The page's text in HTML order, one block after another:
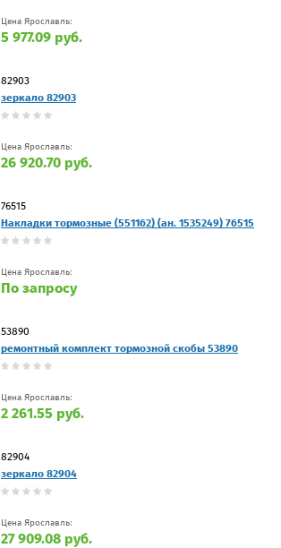
Цена Ярославль:
5 977.09 руб.
82903
зеркало 82903
Цена Ярославль:
26 920.70 руб.
76515
Накладки тормозные (551162) (ан. 1535249) 76515
Цена Ярославль:
По запросу
53890
ремонтный комплект тормозной скобы 53890
Цена Ярославль:
2 261.55 руб.
82904
зеркало 82904
Цена Ярославль:
27 909.08 руб.